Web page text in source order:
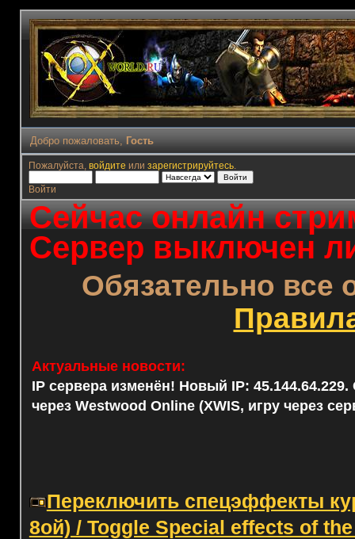
Добро пожаловать, Гость
Пожалуйста, войдите или зарегистрируйтесь.
Войти
Сейчас онлайн
Сервер выключен
Обязательно все
Актуальные новости:
IP сервера изменён! Новый IP: 45.144.64.229.
через Westwood Online (XWIS, игру через
Переключить спецэффекты
8ой) / Toggle Special effects of